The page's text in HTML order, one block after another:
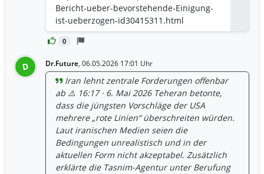
0
Bericht-ueber-bevorstehende-Einigung-
ist-ueberzogen-id30415311.html
D Dr.Future, 06.05.2026 17:01 Uhr
Iran lehnt zentrale Forderungen offenbar
ab ⚠️ 16:17 · 6. Mai 2026 Teheran betonte,
dass die jüngsten Vorschläge der USA
mehrere „rote Linien“ überschreiten würden.
Laut iranischen Medien seien die
Bedingungen unrealistisch und in der
aktuellen Form nicht akzeptabel. Zusätzlich
erklärte die Tasnim-Agentur unter Berufung